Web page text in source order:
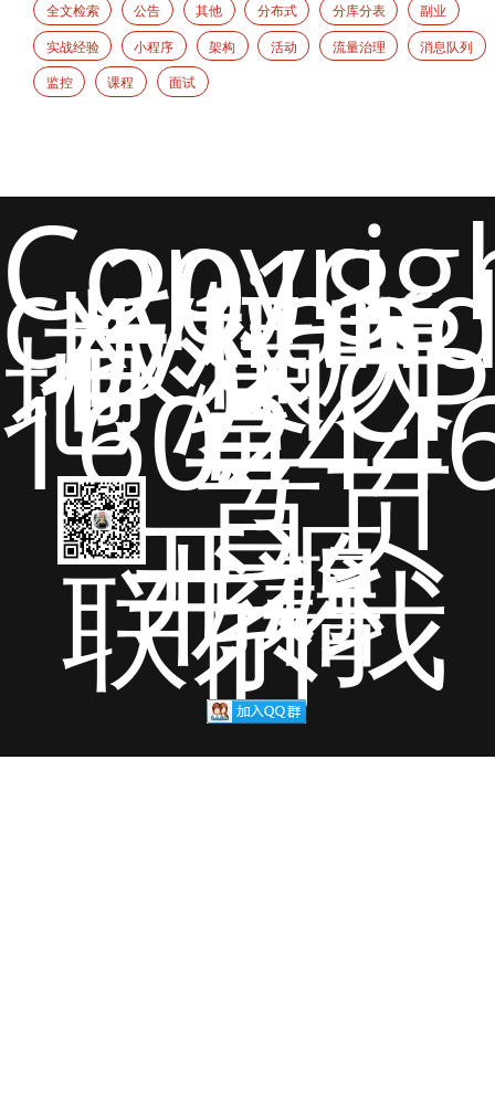
全文检索 公告 其他 分布式 分库分表 副业
实战经验 小程序 架构 活动 流量治理 消息队列
监控 课程 面试
2018
版权所
有 猿天
地 沪ICP
备
号
首页
开源
书籍
联系我
们